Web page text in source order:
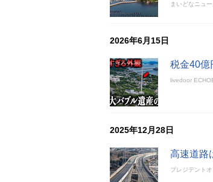
まいどなニュー
2026年6月15日
税金40億
livedoor
2025年12月28日
高速道路
プレジデント